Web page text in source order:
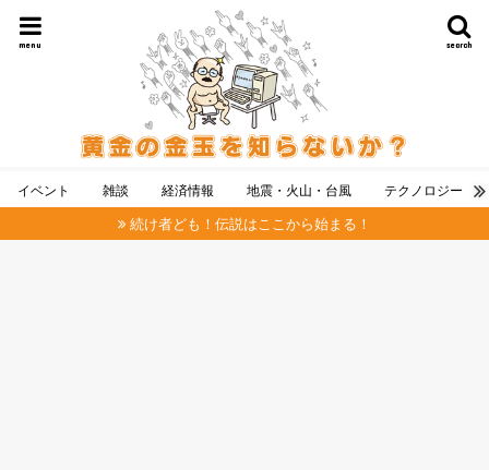
search
menu
イベント 雑談 経済情報 地震・火山・台風 テクノロジー
続け者ども！伝説はここから始まる！